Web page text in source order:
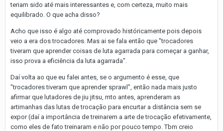
teriam sido até mais interessantes e, com certeza, muito mais
equilibrado. O que acha disso?
Acho que isso é algo até comprovado históricamente pois depois
veio a era dos trocadores. Mas ai se fala então que "trocadores
tiveram que aprender coisas de luta agarrada para começar a ganhar,
isso prova a eficiência da luta agarrada".
Daí volta ao que eu falei antes, se o argumento é esse, que
"trocadores tiveram que aprender sprawl", então nada mais justo
afirmar que lutadores de jiu jitsu, mto antes, aprenderam as
artimanhas das lutas de trocação para encurtar a distância sem se
expor (daí a importância de treinarem a arte de trocação efetivamente,
como eles de fato treinaram e não por pouco tempo. Tbm creio